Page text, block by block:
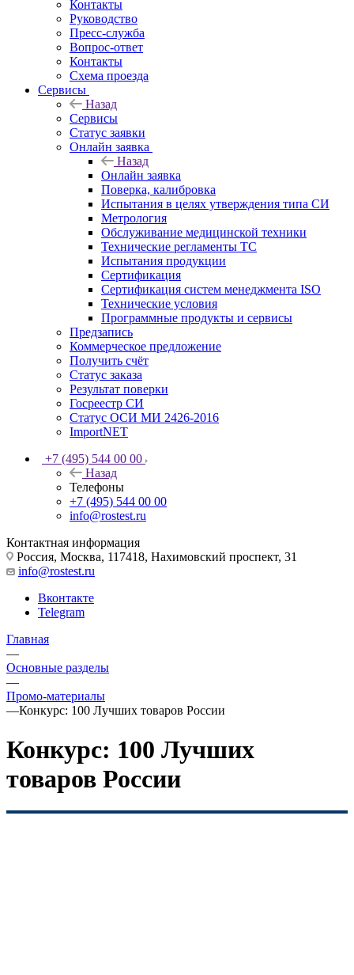
Контакты
Руководство
Пресс-служба
Вопрос-ответ
Контакты
Схема проезда
Сервисы
Назад
Сервисы
Статус заявки
Онлайн заявка
Назад
Онлайн заявка
Поверка, калибровка
Испытания в целях утверждения типа СИ
Метрология
Обслуживание медицинской техники
Технические регламенты ТС
Испытания продукции
Сертификация
Сертификация систем менеджмента ISO
Технические условия
Программные продукты и сервисы
Предзапись
Коммерческое предложение
Получить счёт
Статус заказа
Результат поверки
Госреестр СИ
Статус ОСИ МИ 2426-2016
ImportNET
+7 (495) 544 00 00
Назад
Телефоны
+7 (495) 544 00 00
info@rostest.ru
Контактная информация
Россия, Москва, 117418, Нахимовский проспект, 31
info@rostest.ru
Вконтакте
Telegram
Главная
—
Основные разделы
—
Промо-материалы
—Конкурс: 100 Лучших товаров России
Конкурс: 100 Лучших
товаров России